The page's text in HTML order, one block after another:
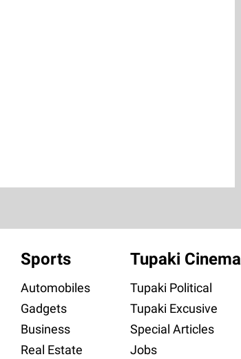
Sports
Automobiles
Gadgets
Business
Real Estate
Tupaki Cinema
Tupaki Political
Tupaki Excusive
Special Articles
Jobs